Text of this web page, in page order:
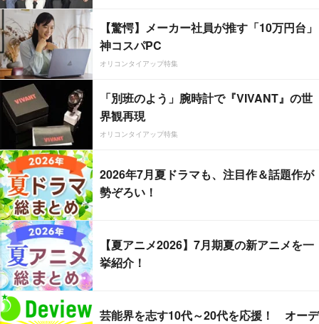
【驚愕】メーカー社員が推す「10万円台」
神コスパPC
オリコンタイアップ特集
「別班のよう」腕時計で『VIVANT』の世
界観再現
オリコンタイアップ特集
2026年7月夏ドラマも、注目作＆話題作が
勢ぞろい！
【夏アニメ2026】7月期夏の新アニメを一
挙紹介！
芸能界を志す10代～20代を応援！ オーデ